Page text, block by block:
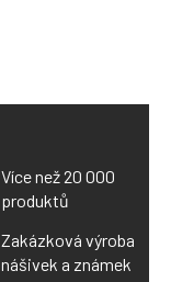
Více než 20 000
produktů
Zakázková výroba
nášivek a známek